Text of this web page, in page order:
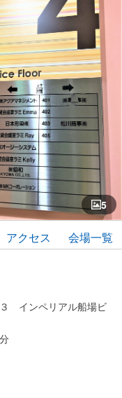
インペリアル船場ビ
アクセス 会場一覧
5